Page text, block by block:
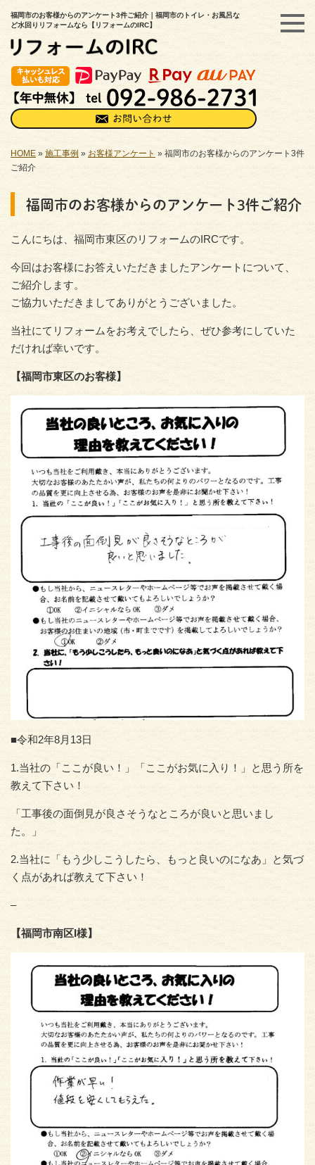
福岡市のお客様からのアンケート3件ご紹介｜福岡市のトイレ・お風呂な
ど水回りリフォームなら【リフォームのIRC】
HOME » 施工事例 » お客様アンケート » 福岡市のお客様からのアンケート3件
ご紹介
福岡市のお客様からのアンケート3件ご紹介
こんにちは、福岡市東区のリフォームのIRCです。
今回はお客様にお答えいただきましたアンケートについて、
ご紹介します。
ご協力いただきましてありがとうございました。
当社にてリフォームをお考えでしたら、ぜひ参考にしていた
だければ幸いです。
【福岡市東区のお客様】
■令和2年8月13日
1.当社の「ここが良い！」「ここがお気に入り！」と思う所を
教えて下さい！
「工事後の面倒見が良さそうなところが良いと思いまし
た。」
2.当社に「もう少しこうしたら、もっと良いのになあ」と気づ
く点があれば教えて下さい！
–
【福岡市南区I様】